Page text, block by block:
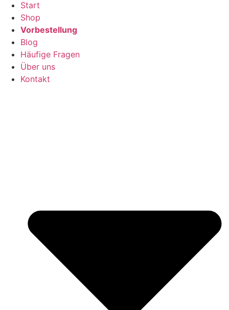
Start
Shop
Vorbestellung
Blog
Häufige Fragen
Über uns
Kontakt